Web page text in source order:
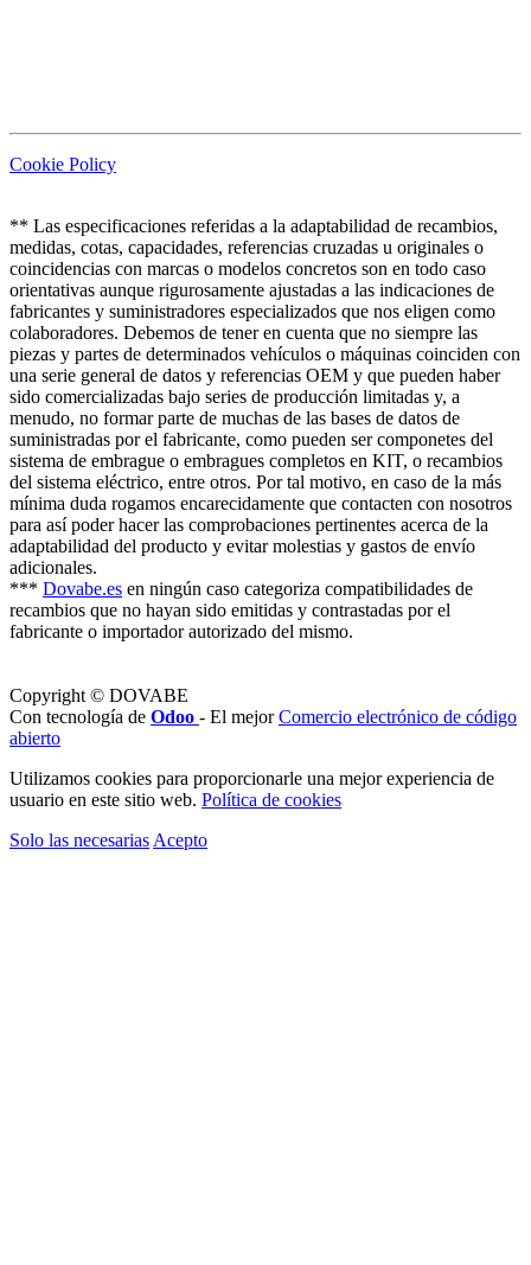
Cookie Policy
** Las especificaciones referidas a la adaptabilidad de recambios,
medidas, cotas, capacidades, referencias cruzadas u originales o
coincidencias con marcas o modelos concretos son en todo caso
orientativas aunque rigurosamente ajustadas a las indicaciones de
fabricantes y suministradores especializados que nos eligen como
colaboradores. Debemos de tener en cuenta que no siempre las
piezas y partes de determinados vehículos o máquinas coinciden con
una serie general de datos y referencias OEM y que pueden haber
sido comercializadas bajo series de producción limitadas y, a
menudo, no formar parte de muchas de las bases de datos de
suministradas por el fabricante, como pueden ser componetes del
sistema de embrague o embragues completos en KIT, o recambios
del sistema eléctrico, entre otros. Por tal motivo, en caso de la más
mínima duda rogamos encarecidamente que contacten con nosotros
para así poder hacer las comprobaciones pertinentes acerca de la
adaptabilidad del producto y evitar molestias y gastos de envío
adicionales.
*** Dovabe.es en ningún caso categoriza compatibilidades de
recambios que no hayan sido emitidas y contrastadas por el
fabricante o importador autorizado del mismo.
Copyright © DOVABE
Con tecnología de Odoo - El mejorComercio electrónico de código
abierto
Utilizamos cookies para proporcionarle una mejor experiencia de
usuario en este sitio web. Política de cookies
Solo las necesarias Acepto